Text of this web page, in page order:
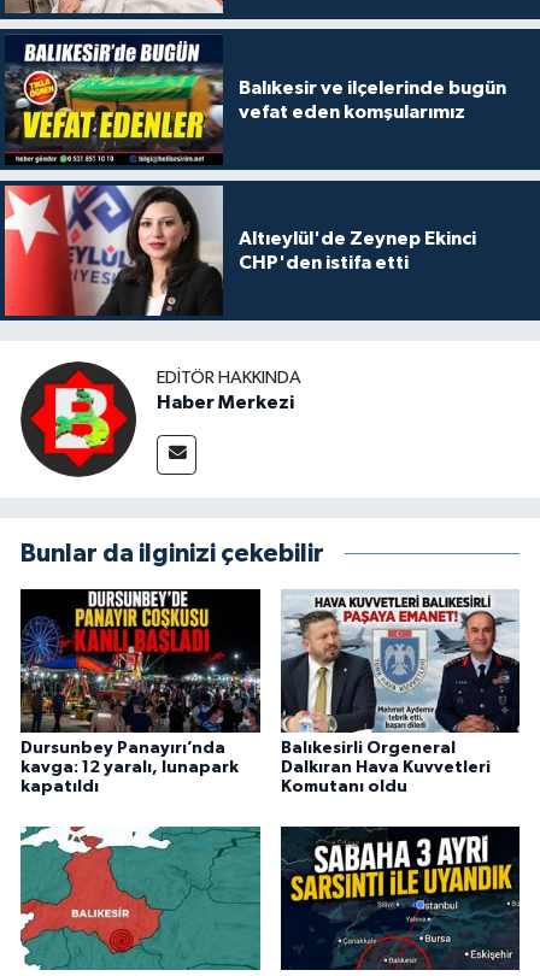
Balıkesir ve ilçelerinde bugün
vefat eden komşularımız
Altıeylül'de Zeynep Ekinci
CHP'den istifa etti
EDITÖR HAKKINDA
Haber Merkezi
Bunlar da ilginizi çekebilir
Dursunbey Panayırı’nda
kavga: 12 yaralı, lunapark
kapatıldı
Balıkesirli Orgeneral
Dalkıran Hava Kuvvetleri
Komutanı oldu